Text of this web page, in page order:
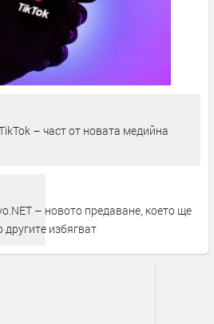
– част от новата медийна
– новото предаване, което ще
другите избягват